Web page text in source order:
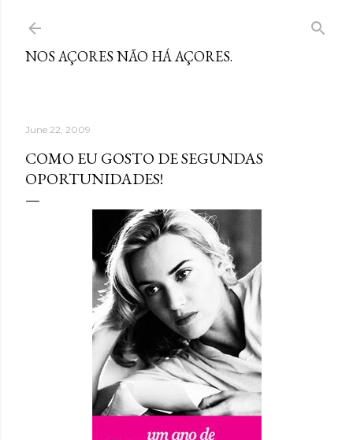
NOS AÇORES NÃO HÁ AÇORES.
June 22, 2009
COMO EU GOSTO DE SEGUNDAS
OPORTUNIDADES!